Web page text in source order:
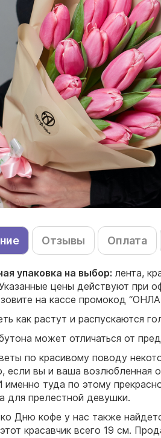
Отзывы Оплата
упаковка на выбор: лента,
цены действуют при
на кассе промокод
как растут и распускаются
может отличаться от
по красивому поводу
если вы и ваша возлюбленная
именно туда по этому
для прелестной девушки.
Дню кофе у нас также
красавчик всего 19 см.